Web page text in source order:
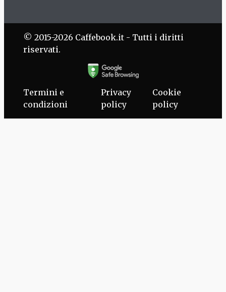
© 2015-2026 Caffebook.it - Tutti i diritti
riservati.
Termini e
condizioni
Privacy
policy
Cookie
policy